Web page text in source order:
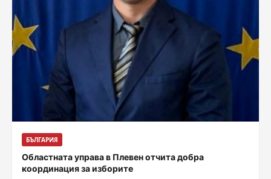
БЪЛГАРИЯ
Областната управа в Плевен отчита добра
координация за изборите